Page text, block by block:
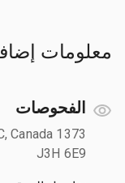
معلومات
الفحوصات
Canada
J3H 6E9